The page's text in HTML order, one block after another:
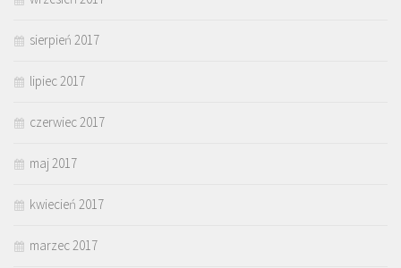
sierpień 2017
lipiec 2017
czerwiec 2017
maj 2017
kwiecień 2017
marzec 2017